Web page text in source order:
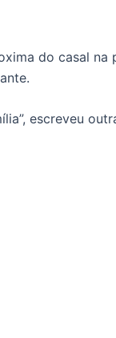
do casal
escreveu